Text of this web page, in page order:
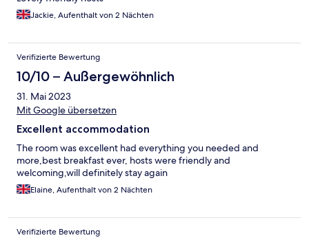
Jackie, Aufenthalt von 2 Nächten
Verifizierte Bewertung
10/10 – Außergewöhnlich
31. Mai 2023
Mit Google übersetzen
Excellent accommodation
The room was excellent had everything you needed and
more,best breakfast ever, hosts were friendly and
welcoming,will definitely stay again
Elaine, Aufenthalt von 2 Nächten
Verifizierte Bewertung